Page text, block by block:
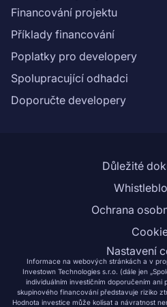
Financování projektu
Příklady financování
Poplatky pro developery
Spolupracující odhadci
Doporučte developery
Důležité
Ochrana
Nastavení
Informace na webových stránkách a v
Investown Technologies s.r.o. (dále jen
individuálním investičním doporučením ani
skupinového financování představuje riziko
Hodnota investice může kolísat a návratnost